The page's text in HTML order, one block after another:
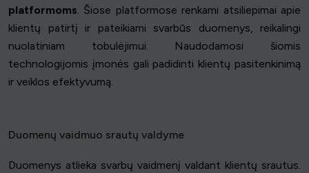
platformoms. Šiose platformose renkami atsiliepimai apie
klientų patirtį ir pateikiami svarbūs duomenys, reikalingi
nuolatiniam tobulėjimui. Naudodamosi šiomis
technologijomis įmonės gali padidinti klientų pasitenkinimą
ir veiklos efektyvumą.
Duomenų vaidmuo srautų valdyme
Duomenys atlieka svarbų vaidmenį valdant klientų srautus.